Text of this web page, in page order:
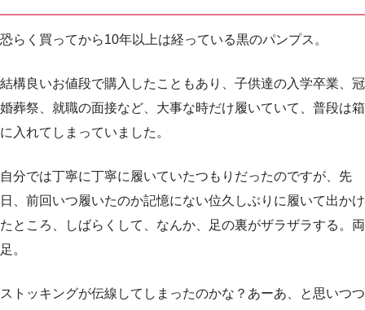
恐らく買ってから10年以上は経っている黒のパンプス。
結構良いお値段で購入したこともあり、子供達の入学卒業、冠
婚葬祭、就職の面接など、大事な時だけ履いていて、普段は箱
に入れてしまっていました。
自分では丁寧に丁寧に履いていたつもりだったのですが、先
日、前回いつ履いたのか記憶にない位久しぶりに履いて出かけ
たところ、しばらくして、なんか、足の裏がザラザラする。両
足。
ストッキングが伝線してしまったのかな？あーあ、と思いつつ